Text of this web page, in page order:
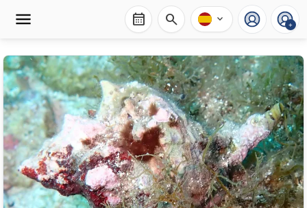
calendar_month search expand_more +